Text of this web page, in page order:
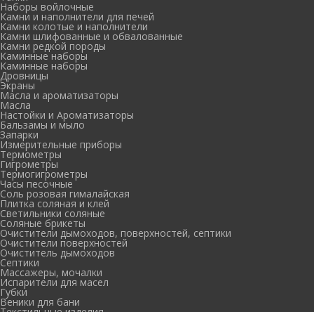
Наборы войлочные
Камни и наполнители для печей
Камни колотые и наполнители
Камни шлифованные и обвалованные
Камни редкой породы
Каминные наборы
Каминные наборы
Дровницы
Экраны
Масла и ароматизаторы
Масла
Настойки и Ароматизаторы
Бальзамы и мыло
Запарки
Измерительные приборы
Термометры
Гигрометры
Термогигрометры
Часы песочные
Соль розовая гималайская
Плитка соляная и клей
Светильники соляные
Соляные брикеты
Очистители дымоходов, поверхностей, септики
Очистители поверхностей
Очиститель дымоходов
Септики
Массажеры, мочалки
Испарители для масел
Губки
Веники для бани